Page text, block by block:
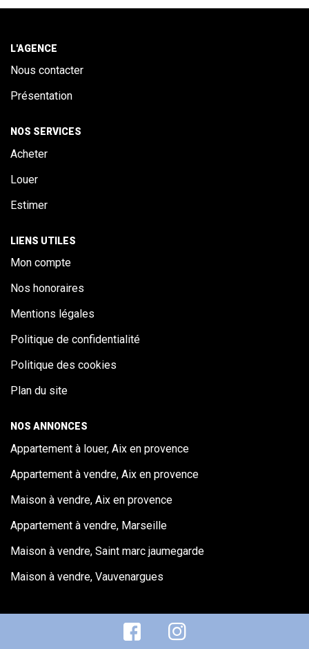
L'AGENCE
Nous contacter
Présentation
NOS SERVICES
Acheter
Louer
Estimer
LIENS UTILES
Mon compte
Nos honoraires
Mentions légales
Politique de confidentialité
Politique des cookies
Plan du site
NOS ANNONCES
Appartement à louer, Aix en provence
Appartement à vendre, Aix en provence
Maison à vendre, Aix en provence
Appartement à vendre, Marseille
Maison à vendre, Saint marc jaumegarde
Maison à vendre, Vauvenargues